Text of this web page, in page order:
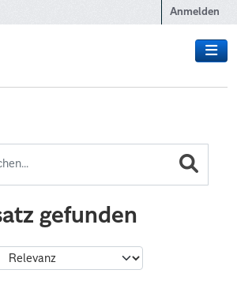
Anmelden
gefunden